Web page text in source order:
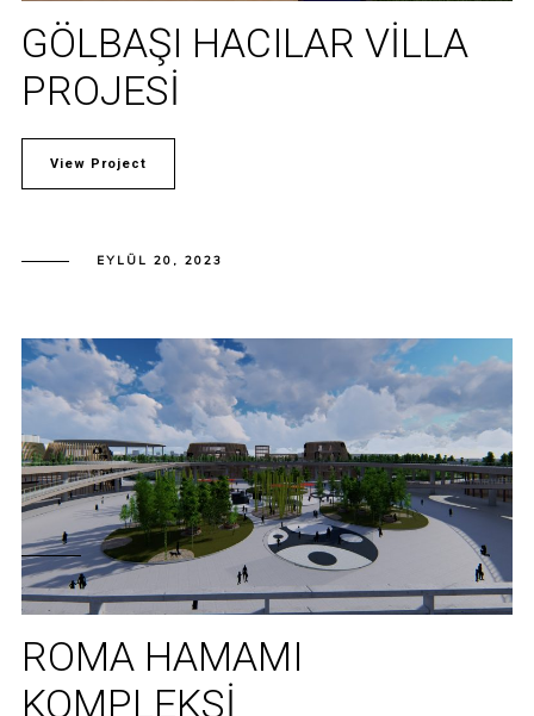
GÖLBAŞI HACILAR VILLA
PROJESI
View Project
EYLÜL 20, 2023
ROMA HAMAMI
KOMPLEKSI